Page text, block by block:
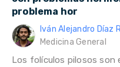
problema hor
Iván Alejandro Díaz
Medicina General
Los folículos pilosos son